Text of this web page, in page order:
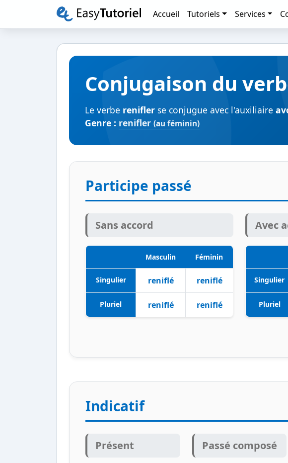
Accueil Tutoriels Services
Conjugaison du
Le verbe renifler se conjugue avec l'auxiliaire
Genre : renifler (au féminin)
Participe passé
Sans accord
Masculin Féminin
Singulier reniflé reniflé
Pluriel reniflé reniflé
Avec
Singulier
Pluriel
Indicatif
Présent Passé composé